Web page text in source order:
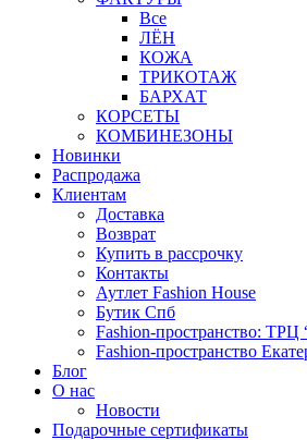
Все
ЛЁН
КОЖА
ТРИКОТАЖ
БАРХАТ
КОРСЕТЫ
КОМБИНЕЗОНЫ
Новинки
Распродажа
Клиентам
Доставка
Возврат
Купить в рассрочку
Контакты
Аутлет Fashion House
Бутик Спб
Fashion-пространство: ТРЦ
Fashion-пространство
Блог
О нас
Новости
Подарочные сертификаты